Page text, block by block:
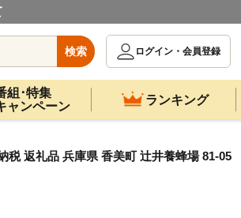
検索
ログイン・会員登録
組･特集
ャンペーン
ランキング
税 返礼品 兵庫県 香美町 辻井養蜂場 81-05